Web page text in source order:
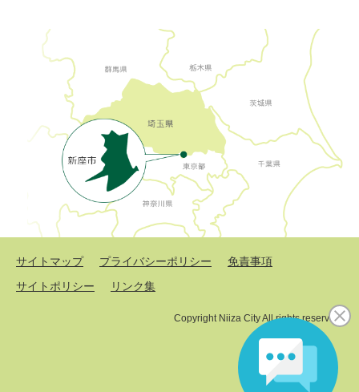
サイトマップ プライバシーポリシー
免責事項
サイトポリシー
リンク集
Copyright Niiza City All rights reserved.